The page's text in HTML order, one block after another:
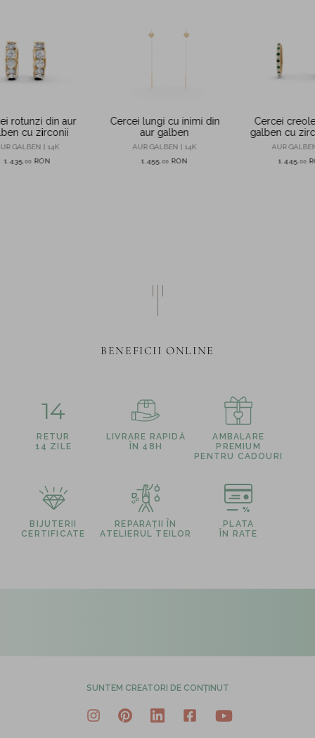
rotunzi din aur
cu zirconii
GALBEN | 14K
1.435,00 RON
Cercei lungi cu inimi din
aur galben
AUR GALBEN | 14K
1.455,00 RON
Cercei
galben cu
si
AUR
1.445,00
BENEFICII ONLINE
14
RETUR
14 ZILE
LIVRARE RAPIDĂ
ÎN 48H
AMBALARE
PREMIUM
PENTRU CADOURI
BIJUTERII
CERTIFICATE
REPARAȚII ÎN
ATELIERUL TEILOR
PLATA
ÎN RATE
SUNTEM CREATORI DE CONȚINUT